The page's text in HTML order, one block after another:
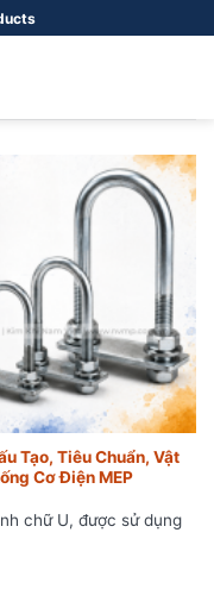
Tạo, Tiêu Chuẩn, Vật
Cơ Điện MEP
chữ U, được sử dụng